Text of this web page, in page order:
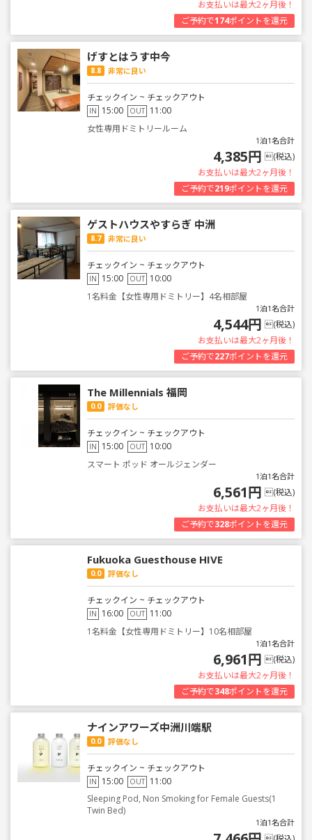
お支払いは最大2ヶ月後！
ご予約で174ポイントを還元
げすとはうす中今
8.8 非常に良い
チェックイン ~ チェックアウト
IN 15:00 OUT 11:00
女性専用ドミトリールーム
1泊1名合計
4,385円 (税込)
お支払いは最大2ヶ月後！
ご予約で219ポイントを還元
ゲストハウスやすらぎ 中洲
8.7 非常に良い
チェックイン ~ チェックアウト
IN 15:00 OUT 10:00
1名料金【女性専用ドミトリー】4名相部屋
1泊1名合計
4,544円 (税込)
お支払いは最大2ヶ月後！
ご予約で227ポイントを還元
The Millennials 福岡
0.0 評価なし
チェックイン ~ チェックアウト
IN 15:00 OUT 10:00
スマート ポッド オールジェンダー
1泊1名合計
6,561円 (税込)
お支払いは最大2ヶ月後！
ご予約で328ポイントを還元
Fukuoka Guesthouse HIVE
0.0 評価なし
チェックイン ~ チェックアウト
IN 16:00 OUT 11:00
1名料金【女性専用ドミトリー】10名相部屋
1泊1名合計
6,961円 (税込)
お支払いは最大2ヶ月後！
ご予約で348ポイントを還元
ナインアワーズ中洲川端駅
0.0 評価なし
チェックイン ~ チェックアウト
IN 15:00 OUT 11:00
Sleeping Pod, Non Smoking for Female Guests(1
Twin Bed)
1泊1名合計